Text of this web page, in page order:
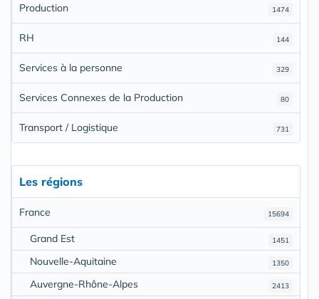
1474
Production
144
RH
329
Services à la personne
80
Services Connexes de la Production
731
Transport / Logistique
Les régions
15694
France
1451
Grand Est
1350
Nouvelle-Aquitaine
2413
Auvergne-Rhône-Alpes